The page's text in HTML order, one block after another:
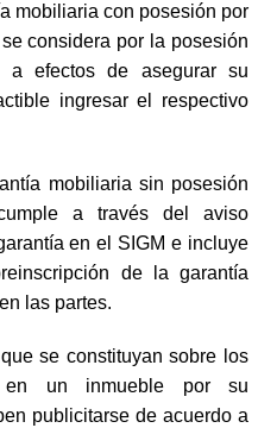
mobiliaria con posesión por
considera por la posesión
efectos de asegurar su
ingresar el respectivo
mobiliaria sin posesión
a través del aviso
en el SIGM e incluye
de la garantía
las partes.
se constituyan sobre los
en un inmueble por su
publicitarse de acuerdo a